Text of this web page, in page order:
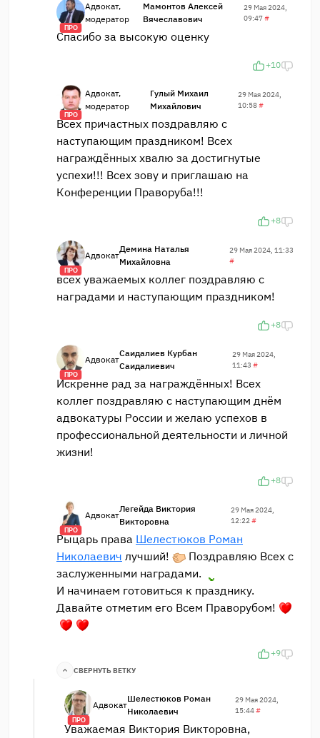
ПРО
Адвокат,
модератор
Мамонтов Алексей
Вячеславович
29 Мая 2024,
09:47#
Спасибо за высокую оценку
+10
ПРО
Адвокат,
модератор
Гулый Михаил
Михайлович
29 Мая 2024,
10:58#
Всех причастных поздравляю с
наступающим праздником! Всех
награждённых хвалю за достигнутые
успехи!!! Всех зову и приглашаю на
Конференции Праворуба!!!
+8
ПРО
Адвокат
Демина Наталья
Михайловна
29 Мая 2024, 11:33
#
всех уважаемых коллег поздравляю с
наградами и наступающим праздником!
+8
ПРО
Адвокат
Саидалиев Курбан
Саидалиевич
29 Мая 2024,
11:43#
Искренне рад за награждённых! Всех
коллег поздравляю с наступающим днём
адвокатуры России и желаю успехов в
профессиональной деятельности и личной
жизни!
+8
ПРО
Адвокат
Легейда Виктория
Викторовна
29 Мая 2024,
12:22#
Рыцарь права Шелестюков Роман
Николаевич лучший!
Поздравляю Всех с
заслуженными наградами.
И начинаем готовиться к празднику.
Давайте отметим его Всем Праворубом!
+9
СВЕРНУТЬ ВЕТКУ
ПРО
Адвокат
Шелестюков Роман
Николаевич
29 Мая 2024,
15:44#
Уважаемая Виктория Викторовна,